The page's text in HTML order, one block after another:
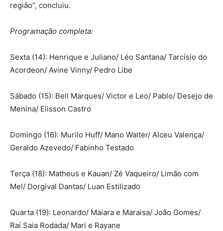
região”, concluiu.
Programação completa:
Sexta (14): Henrique e Juliano/ Léo Santana/ Tarcísio do
Acordeon/ Avine Vinny/ Pedro Libe
Sábado (15): Bell Marques/ Victor e Leo/ Pablo/ Desejo de
Menina/ Elisson Castro
Domingo (16): Murilo Huff/ Mano Walter/ Alceu Valença/
Geraldo Azevedo/ Fabinho Testado
Terça (18): Matheus e Kauan/ Zé Vaqueiro/ Limão com
Mel/ Dorgival Dantas/ Luan Estilizado
Quarta (19): Leonardo/ Maiara e Maraisa/ João Gomes/
Raí Saia Rodada/ Mari e Rayane